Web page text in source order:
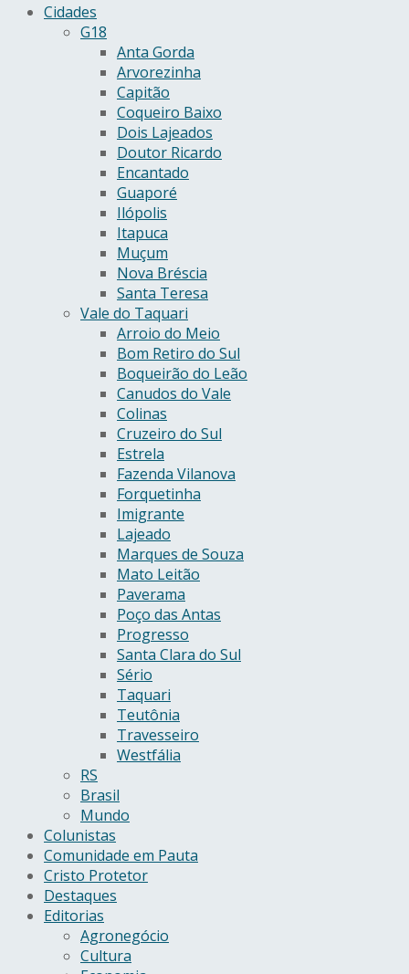
Cidades
G18
Anta Gorda
Arvorezinha
Capitão
Coqueiro Baixo
Dois Lajeados
Doutor Ricardo
Encantado
Guaporé
Ilópolis
Itapuca
Muçum
Nova Bréscia
Santa Teresa
Vale do Taquari
Arroio do Meio
Bom Retiro do Sul
Boqueirão do Leão
Canudos do Vale
Colinas
Cruzeiro do Sul
Estrela
Fazenda Vilanova
Forquetinha
Imigrante
Lajeado
Marques de Souza
Mato Leitão
Paverama
Poço das Antas
Progresso
Santa Clara do Sul
Sério
Taquari
Teutônia
Travesseiro
Westfália
RS
Brasil
Mundo
Colunistas
Comunidade em Pauta
Cristo Protetor
Destaques
Editorias
Agronegócio
Cultura